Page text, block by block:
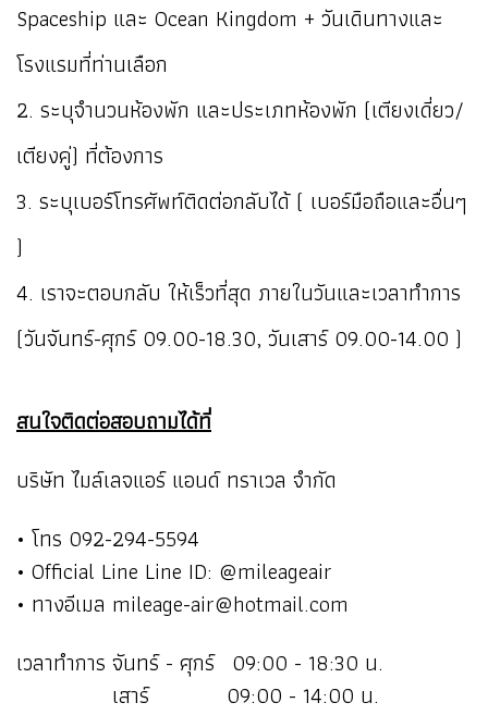
Spaceship และ Ocean Kingdom + วันเดินทางและ
โรงแรมที่ท่านเลือก
2. ระบุจำนวนห้องพัก และประเภทห้องพัก (เตียงเดี่ยว/
เตียงคู่) ที่ต้องการ
3. ระบุเบอร์โทรศัพท์ติดต่อกลับได้ ( เบอร์มือถือและอื่นๆ
)
4. เราจะตอบกลับ ให้เร็วที่สุด ภายในวันและเวลาทำการ
(วันจันทร์-ศุกร์ 09.00-18.30, วันเสาร์ 09.00-14.00 )
สนใจติดต่อสอบถามได้ที่
บริษัท ไมล์เลจแอร์ แอนด์ ทราเวล จำกัด
• โทร 092-294-5594
• Official Line Line ID: @mileageair
• ทางอีเมล mileage-air@hotmail.com
เวลาทำการ จันทร์ - ศุกร์ 09:00 - 18:30 น.
เสาร์ 09:00 - 14:00 น.